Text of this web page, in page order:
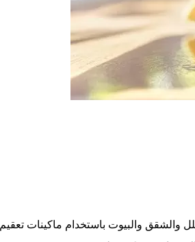
والشقق والبيوت باستخدام ماكينات تعقيم